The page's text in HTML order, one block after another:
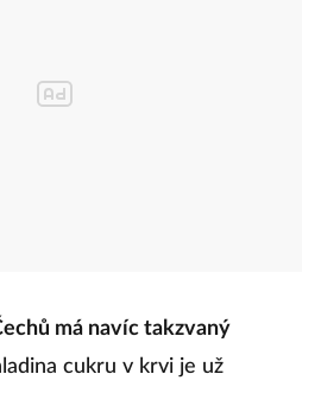
má navíc takzvaný
cukru v krvi je už